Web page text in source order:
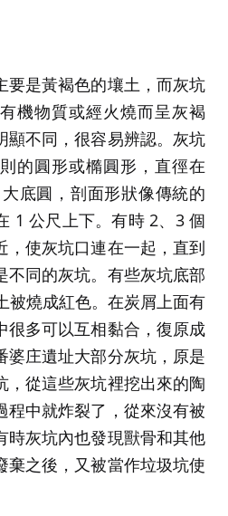
要是黃褐色的壤土，而灰坑
機物質或經火燒而呈灰褐
顯不同，很容易辨認。灰坑
的圓形或橢圓形，直徑在
底圓，剖面形狀像傳統的
1 公尺上下。有時 2、3 個
，使灰坑口連在一起，直到
不同的灰坑。有些灰坑底部
被燒成紅色。在炭屑上面有
很多可以互相黏合，復原成
婆庄遺址大部分灰坑，原是
，從這些灰坑裡挖出來的陶
程中就炸裂了，從來沒有被
時灰坑內也發現獸骨和其他
棄之後，又被當作垃圾坑使